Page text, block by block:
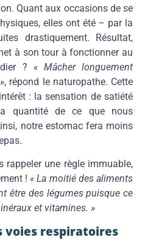
Quant aux occasions de se
elles ont été – par la
drastiquement. Résultat,
à son tour à fonctionner au
? « Mâcher longuement
, répond le naturopathe. Cette
: la sensation de satiété
quantité de ce que nous
notre estomac fera moins
rappeler une règle immuable,
!« La moitié des aliments
être des légumes puisque ce
et vitamines. »
voies respiratoires